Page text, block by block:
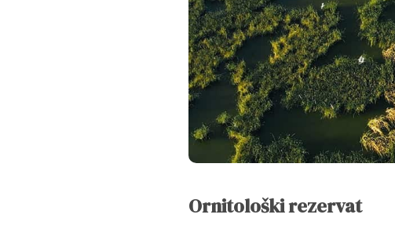
Ornitološki rezervat